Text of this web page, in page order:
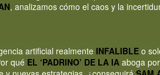
, analizamos cómo el caos y la
artificial realmente INFALIBLE o
qué EL ‘PADRINO’ DE LA IA aboga